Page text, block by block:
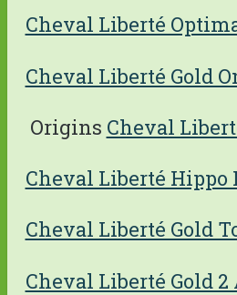
Cheval Liberté
Cheval Liberté Gold
Origins Cheval
Cheval Liberté Hippo
Cheval Liberté Gold
Cheval Liberté Gold